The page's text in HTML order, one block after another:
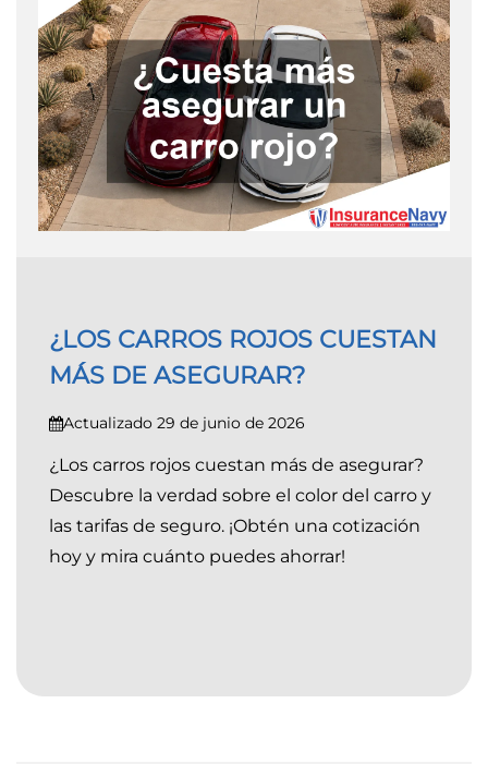
¿LOS CARROS ROJOS CUESTAN
MÁS DE ASEGURAR?
Actualizado 29 de junio de 2026
¿Los carros rojos cuestan más de asegurar?
Descubre la verdad sobre el color del carro y
las tarifas de seguro. ¡Obtén una cotización
hoy y mira cuánto puedes ahorrar!